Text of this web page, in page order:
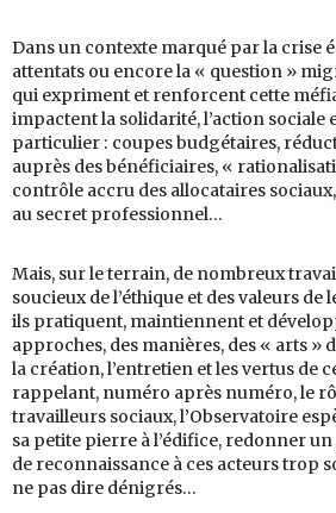
Dans un contexte marqué par la crise
attentats ou encore la « question »
qui expriment et renforcent cette
impactent la solidarité, l’action sociale
particulier : coupes budgétaires,
auprès des bénéficiaires, «
contrôle accru des allocataires
au secret professionnel…
Mais, sur le terrain, de nombreux
soucieux de l’éthique et des valeurs
ils pratiquent, maintiennent et
approches, des manières, des « arts »
la création, l’entretien et les vertus de
rappelant, numéro après numéro, le
travailleurs sociaux, l’Observatoire
sa petite pierre à l’édifice, redonner
de reconnaissance à ces acteurs trop
ne pas dire dénigrés…